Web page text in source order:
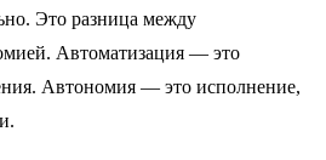
Это разница между
Автоматизация — это
Автономия — это исполнение,